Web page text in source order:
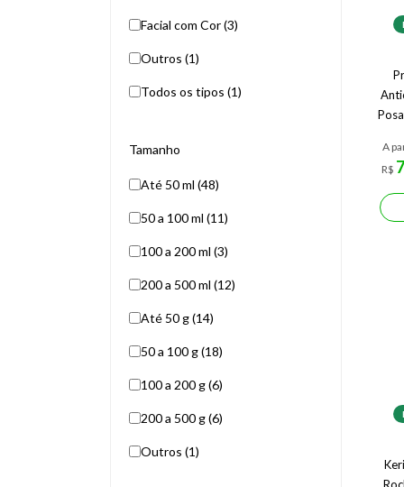
Facial com Cor (3)
Outros (1)
Todos os tipos (1)
Tamanho
Até 50 ml (48)
50 a 100 ml (11)
100 a 200 ml (3)
200 a 500 ml (12)
Até 50 g (14)
50 a 100 g (18)
100 a 200 g (6)
200 a 500 g (6)
Outros (1)
A
R$